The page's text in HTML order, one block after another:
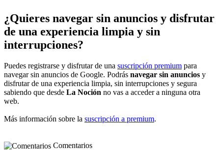
¿Quieres navegar sin anuncios y disfrutar
de una experiencia limpia y sin
interrupciones?
Puedes registrarse y disfrutar de una suscripción premium para
navegar sin anuncios de Google. Podrás navegar sin anuncios y
disfrutar de una experiencia limpia, sin interrupciones y segura
sabiendo que desde La Noción no vas a acceder a ninguna otra
web.
Más información sobre la suscripción a premium.
Comentarios